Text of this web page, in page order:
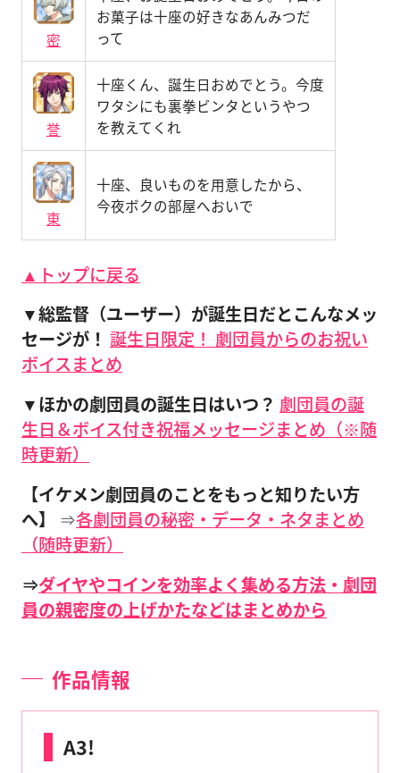
密
お菓子は十座の好きなあんみつだ
って
誉
十座くん、誕生日おめでとう。今度
ワタシにも裏拳ビンタというやつ
を教えてくれ
東
十座、良いものを用意したから、
今夜ボクの部屋へおいで
▲トップに戻る
▼総監督（ユーザー）が誕生日だとこんなメッ
セージが！ 誕生日限定！ 劇団員からのお祝い
ボイスまとめ
▼ほかの劇団員の誕生日はいつ？ 劇団員の誕
生日＆ボイス付き祝福メッセージまとめ（※随
時更新）
【イケメン劇団員のことをもっと知りたい方
へ】
⇒各劇団員の秘密・データ・ネタまとめ
（随時更新）
⇒ダイヤやコインを効率よく集める方法・劇団
員の親密度の上げかたなどはまとめから
作品情報
A3!